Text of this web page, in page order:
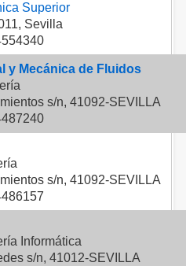
Superior
Sevilla
y Mecánica de Fluidos
s/n, 41092-SEVILLA
s/n, 41092-SEVILLA
Informática
s/n, 41012-SEVILLA